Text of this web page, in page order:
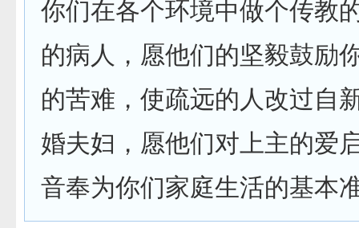
你们在各个环境中做个传教
的病人，愿他们的坚毅鼓励
的苦难，使疏远的人改过自
婚夫妇，愿他们对上主的爱
音奉为你们家庭生活的基本